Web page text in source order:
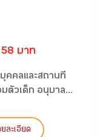
บาท
คคลและสถานที่
มตัวเด็ก อนุบาล...
ละเอียด